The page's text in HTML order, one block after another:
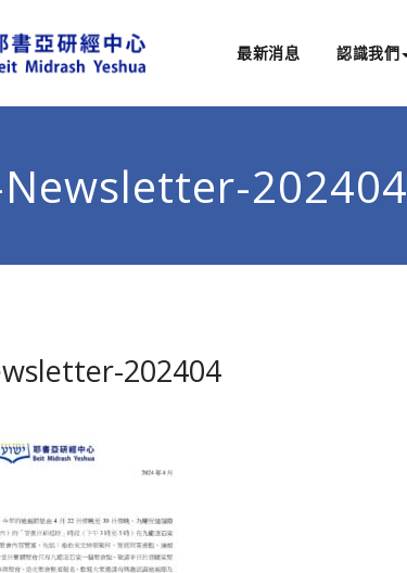
最新消息 認識我們
Newsletter-202404
202404